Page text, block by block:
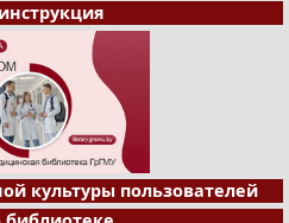
культуры пользователей